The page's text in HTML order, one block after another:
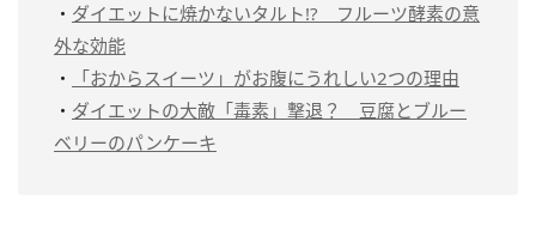
・ ダイエットに焼かないタルト!? フルーツ酵素の意
外な効能
・
「おからスイーツ」がお腹にうれしい2つの理由
・ ダイエットの大敵「毒素」撃退？ 豆腐とブルー
ベリーのパンケーキ